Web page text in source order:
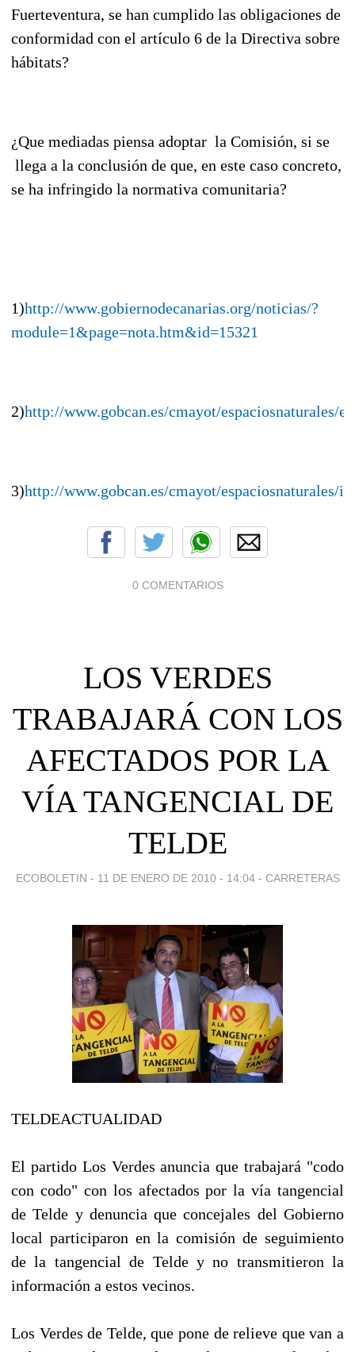
Fuerteventura, se han cumplido las obligaciones de
conformidad con el artículo 6 de la Directiva sobre
hábitats?
¿Que mediadas piensa adoptar la Comisión, si se
llega a la conclusión de que, en este caso concreto,
se ha infringido la normativa comunitaria?
1)http://www.gobiernodecanarias.org/noticias/?
module=1&page=nota.htm&id=15321
2)http://www.gobcan.es/cmayot/espaciosnaturales/
3)http://www.gobcan.es/cmayot/espaciosnaturales/
0 COMENTARIOS
LOS VERDES
TRABAJARÁ CON LOS
AFECTADOS POR LA
VÍA TANGENCIAL DE
TELDE
ECOBOLETIN - 11 DE ENERO DE 2010 - 14:04 - CARRETERAS
TELDEACTUALIDAD
El partido Los Verdes anuncia que trabajará "codo
con codo" con los afectados por la vía tangencial
de Telde y denuncia que concejales del Gobierno
local participaron en la comisión de seguimiento
de la tangencial de Telde y no transmitieron la
información a estos vecinos.
Los Verdes de Telde, que pone de relieve que van a